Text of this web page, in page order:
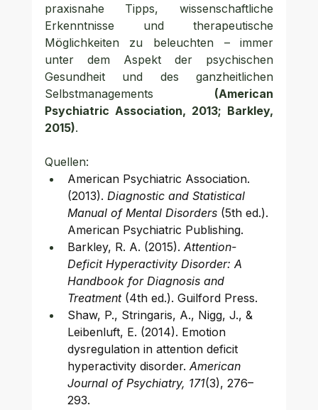
praxisnahe Tipps, wissenschaftliche
Erkenntnisse und therapeutische
Möglichkeiten zu beleuchten – immer
unter dem Aspekt der psychischen
Gesundheit und des ganzheitlichen
Selbstmanagements (American
Psychiatric Association, 2013; Barkley,
2015).
Quellen:
American Psychiatric Association.
(2013). Diagnostic and Statistical
Manual of Mental Disorders (5th ed.).
American Psychiatric Publishing.
Barkley, R. A. (2015). Attention-
Deficit Hyperactivity Disorder: A
Handbook for Diagnosis and
Treatment (4th ed.). Guilford Press.
Shaw, P., Stringaris, A., Nigg, J., &
Leibenluft, E. (2014). Emotion
dysregulation in attention deficit
hyperactivity disorder. American
Journal of Psychiatry, 171(3), 276–
293.